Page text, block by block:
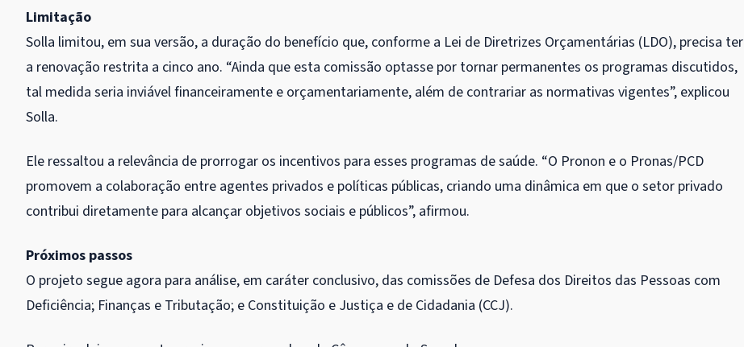
Limitação
Solla limitou, em sua versão, a duração do benefício que, conforme a Lei de Diretrizes Orçamentárias (LDO), precisa ter
a renovação restrita a cinco ano. “Ainda que esta comissão optasse por tornar permanentes os programas discutidos,
tal medida seria inviável financeiramente e orçamentariamente, além de contrariar as normativas vigentes”, explicou
Solla.
Ele ressaltou a relevância de prorrogar os incentivos para esses programas de saúde. “O Pronon e o Pronas/PCD
promovem a colaboração entre agentes privados e políticas públicas, criando uma dinâmica em que o setor privado
contribui diretamente para alcançar objetivos sociais e públicos”, afirmou.
Próximos passos
O projeto segue agora para análise, em caráter conclusivo, das comissões de Defesa dos Direitos das Pessoas com
Deficiência; Finanças e Tributação; e Constituição e Justiça e de Cidadania (CCJ).